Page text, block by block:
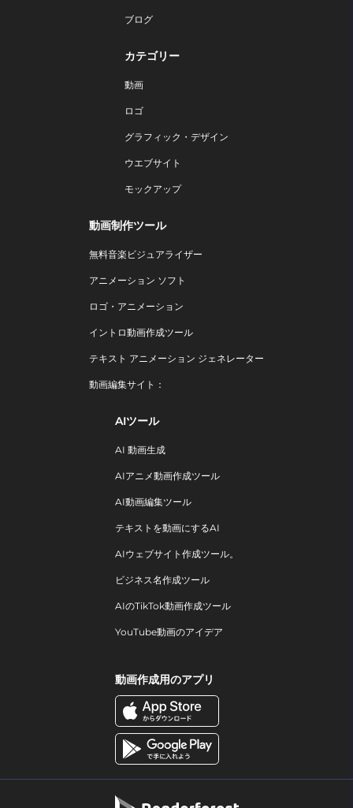
ブログ
カテゴリー
動画
ロゴ
グラフィック・デザイン
ウエブサイト
モックアップ
動画制作ツール
無料音楽ビジュアライザー
アニメーション ソフト
ロゴ・アニメーション
イントロ動画作成ツール
テキスト アニメーション ジェネレーター
動画編集サイト：
AIツール
AI 動画生成
AIアニメ動画作成ツール
AI動画編集ツール
テキストを動画にするAI
AIウェブサイト作成ツール。
ビジネス名作成ツール
AIのTikTok動画作成ツール
YouTube動画のアイデア
動画作成用のアプリ